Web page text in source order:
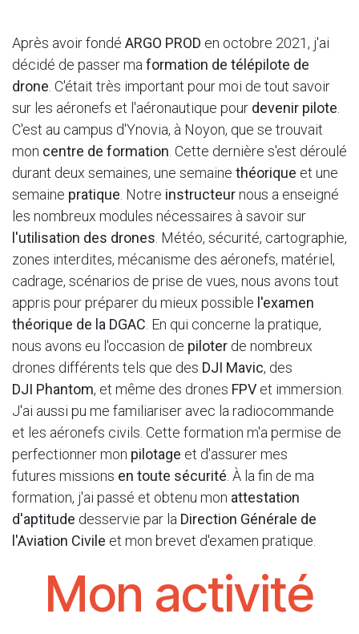
Après avoir fondé ARGO PROD en octobre 2021, j'ai
décidé de passer maformation de télépilote de
drone. C'était très important pour moi de tout savoir
sur les aéronefs et l'aéronautique pour devenir pilote.
C'est au campus d'Ynovia, à Noyon, que se trouvait
mon centre de formation. Cette dernière s'est déroulé
durant deux semaines, une semaine théorique et une
semaine pratique. Notre instructeurnous a enseigné
les nombreux modules nécessaires à savoir sur
l'utilisation des drones. Météo, sécurité, cartographie,
zones interdites, mécanisme des aéronefs, matériel,
cadrage, scénarios de prise de vues, nous avons tout
appris pour préparer du mieux possible l'examen
théorique de la DGAC. En qui concerne la pratique,
nous avons eu l'occasion de piloter de nombreux
drones différents tels que des DJI Mavic, des
DJI Phantom, et même des drones FPV et immersion.
J'ai aussi pu me familiariser avec la radiocommande
et les aéronefs civils. Cette formation m'a permise de
perfectionner mon pilotage et d'assurer mes
futures missions en toute sécurité. À la fin de ma
formation, j'ai passé et obtenu mon attestation
d'aptitude desservie par la Direction Générale de
l'Aviation Civile et mon brevet d'examen pratique.
Mon activité